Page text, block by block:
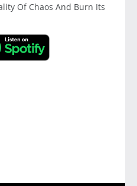
Of Chaos And Burn Its